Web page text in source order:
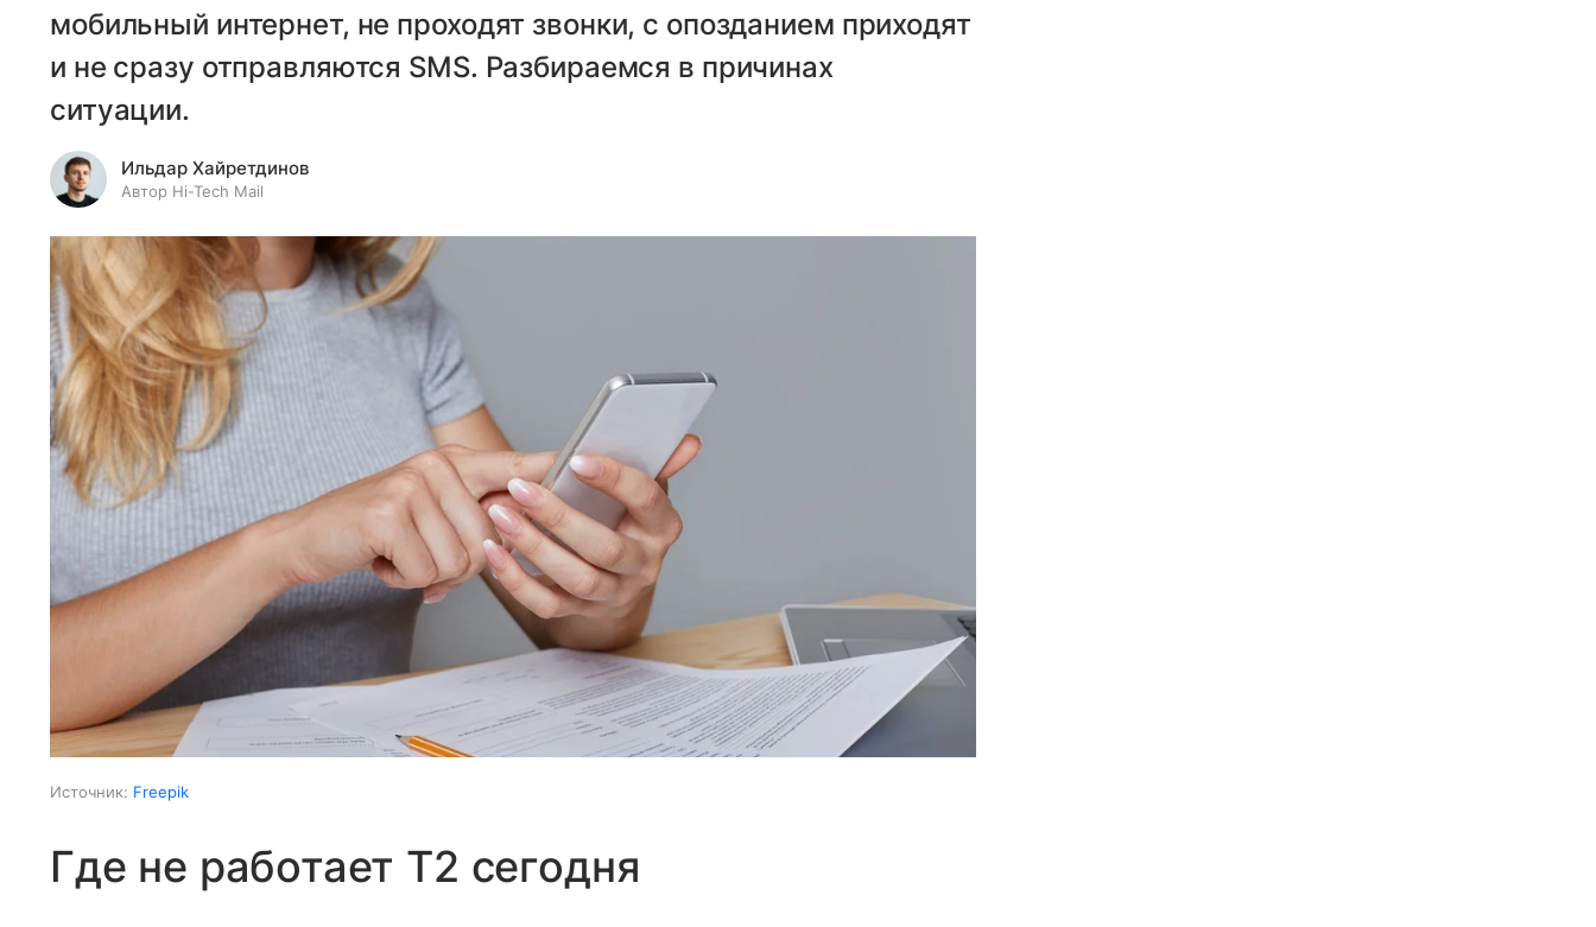
мобильный интернет, не проходят звонки, с опозданием приходят
и не сразу отправляются SMS. Разбираемся в причинах
ситуации.
Ильдар Хайретдинов
Автор Hi-Tech Mail
Источник: Freepik
Где не работает T2 сегодня